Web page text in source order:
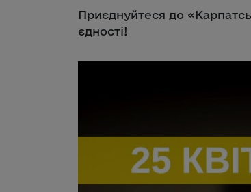
Приєднуйтеся до
єдності!